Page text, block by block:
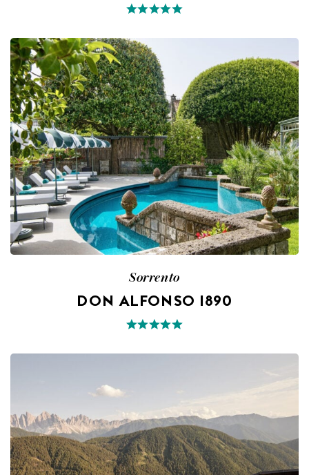
Sorrento
DON ALFONSO 1890